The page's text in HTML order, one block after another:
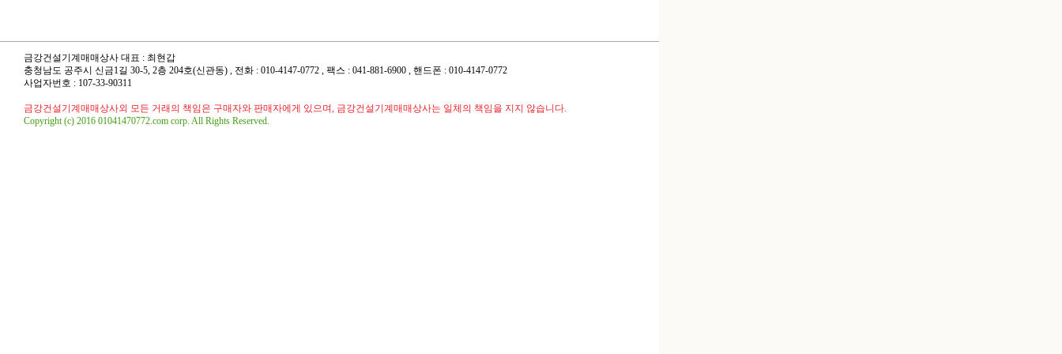
금강건설기계매매상사 대표 : 최현갑
충청남도 공주시 신금1길 30-5, 2층 204호(신관동) , 전화 : 010-4147-0772 , 팩스 : 041-881-6900 , 핸드폰 : 010-4147-0772
사업자번호 : 107-33-90311
금강건설기계매매상사외 모든 거래의 책임은 구매자와 판매자에게 있으며, 금강건설기계매매상사는 일체의 책임을 지지 않습니다.
Copyright (c) 2016 01041470772.com corp. All Rights Reserved.